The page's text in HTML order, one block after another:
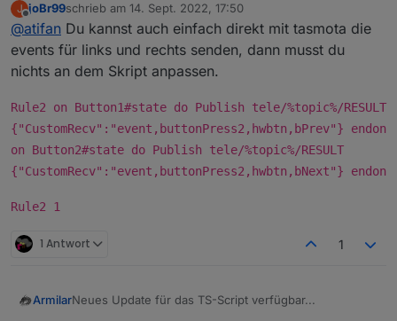
Hm ok, ich fände es von der Bedienung her halt
bequem wenn man über die Buttons einfach links und
rechts Scrollen könnte, so wie mit den Pfeilen.
Ist das großer Aufwand zu programmieren?
J
Offline
joBr99schrieb am 14. Sept. 2022, 17:50
zuletzt editiert von
@atifan Du kannst auch einfach direkt mit tasmota die
events für links und rechts senden, dann musst du
nichts an dem Skript anpassen.
Rule2 on Button1#state do Publish tele/%topic%/RESULT
{"CustomRecv":"event,buttonPress2,hwbtn,bPrev"} endon
on Button2#state do Publish tele/%topic%/RESULT
{"CustomRecv":"event,buttonPress2,hwbtn,bNext"} endon
Rule2 1
1 Antwort 1
ArmilarNeues Update für das TS-Script verfügbar...